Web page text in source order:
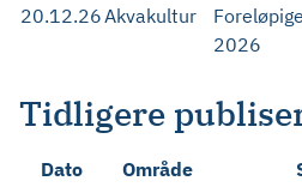
20.12.26Akvakultur
2026
Tidligere
Dato Område